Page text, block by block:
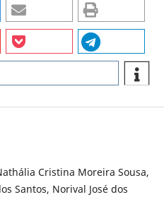
Cristina Moreira Sousa,
Santos, Norival José dos